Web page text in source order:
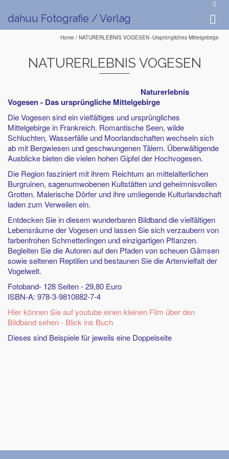
dahuu Fotografie / Verlag
Home / NATURERLEBNIS VOGESEN -Ursprüngliches Mittelgebirge
NATURERLEBNIS VOGESEN
Naturerlebnis
Vogesen - Das ursprüngliche Mittelgebirge
Die Vogesen sind ein vielfältiges und ursprüngliches
Mittelgebirge in Frankreich. Romantische Seen, wilde
Schluchten, Wasserfälle und Moorlandschaften wechseln sich
ab mit Bergwiesen und geschwungenen Tälern. Überwältigende
Ausblicke bieten die vielen hohen Gipfel der Hochvogesen.
Die Region fasziniert mit ihrem Reichtum an mittelalterlichen
Burgruinen, sagenumwobenen Kultstätten und geheimnisvollen
Grotten. Malerische Dörfer und ihre umliegende Kulturlandschaft
laden zum Verweilen ein.
Entdecken Sie in diesem wunderbaren Bildband die vielfältigen
Lebensräume der Vogesen und lassen Sie sich verzaubern von
farbenfrohen Schmetterlingen und einzigartigen Pflanzen.
Begleiten Sie die Autoren auf den Pfaden von scheuen Gämsen
sowie seltenen Reptilien und bestaunen Sie die Artenvielfalt der
Vogelwelt.
Fotoband- 128 Seiten - 29,80 Euro
ISBN-A: 978-3-9810882-7-4
Hier können Sie auf youtube einen kleinen Film über den
Bildband sehen - Blick ins Buch
Dieses sind Beispiele für jeweils eine Doppelseite